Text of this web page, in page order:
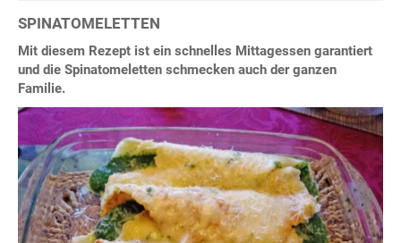
SPINATOMELETTEN
Mit diesem Rezept ist ein schnelles Mittagessen garantiert
und die Spinatomeletten schmecken auch der ganzen
Familie.